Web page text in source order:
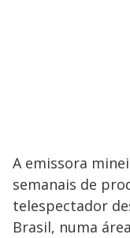
A emissora
semanais de
telespectador
Brasil, numa